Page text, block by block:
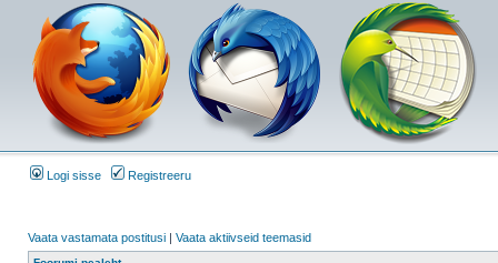
Logi sisse Registreeru
Vaata vastamata postitusi | Vaata aktiivseid teemasid